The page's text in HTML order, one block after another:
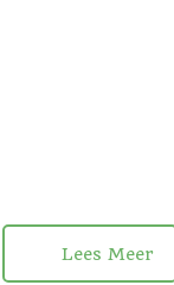
Lees Meer